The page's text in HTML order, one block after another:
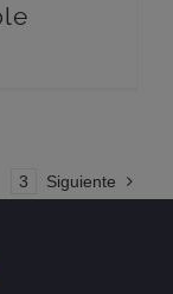
3 Siguiente